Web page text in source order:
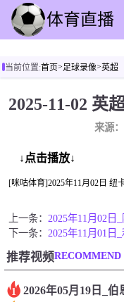
足球直播
足球速报
篮球新闻
当前位置:首页>足球录像>英超
来源
↓点击播放↓
[咪咕体育]2025年11月02日 纽
上一条： 2025年11月02日
下一条： 2025年11月01日
推荐视频
1 2026年05月19日_